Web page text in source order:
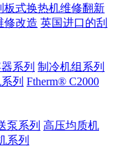
板式换热机维修翻新
修改造 英国进口的刮
系列 制冷机组系列
列 Ftherm® C2000
泵系列 高压均质机
系列